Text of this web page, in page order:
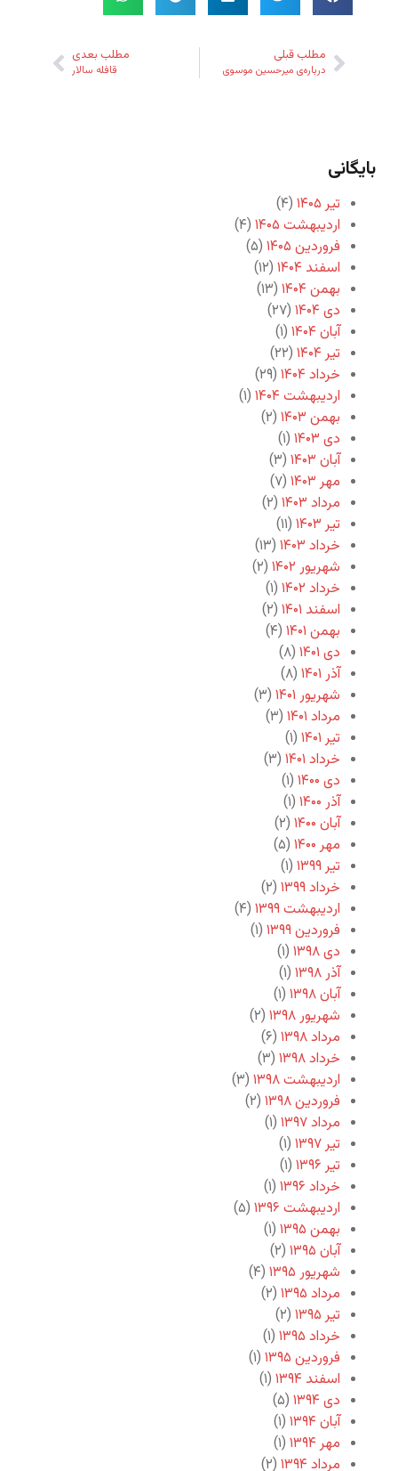
مطلب قبلی
درباره‌ی میرحسین موسوی
مطلب بعدی
قافله سالار
بایگانی
تیر ۱۴۰۵
(۴)
اردیبهشت ۱۴۰۵
(۴)
فروردین ۱۴۰۵
(۵)
اسفند ۱۴۰۴
(۱۲)
بهمن ۱۴۰۴
(۱۳)
دی ۱۴۰۴
(۲۷)
آبان ۱۴۰۴
(۱)
تیر ۱۴۰۴
(۲۲)
خرداد ۱۴۰۴
(۲۹)
اردیبهشت ۱۴۰۴
(۱)
بهمن ۱۴۰۳
(۲)
دی ۱۴۰۳
(۱)
آبان ۱۴۰۳
(۳)
مهر ۱۴۰۳
(۷)
مرداد ۱۴۰۳
(۲)
تیر ۱۴۰۳
(۱۱)
خرداد ۱۴۰۳
(۱۳)
شهریور ۱۴۰۲
(۲)
خرداد ۱۴۰۲
(۱)
اسفند ۱۴۰۱
(۲)
بهمن ۱۴۰۱
(۴)
دی ۱۴۰۱
(۸)
آذر ۱۴۰۱
(۸)
شهریور ۱۴۰۱
(۳)
مرداد ۱۴۰۱
(۳)
تیر ۱۴۰۱
(۱)
خرداد ۱۴۰۱
(۳)
دی ۱۴۰۰
(۱)
آذر ۱۴۰۰
(۱)
آبان ۱۴۰۰
(۲)
مهر ۱۴۰۰
(۵)
تیر ۱۳۹۹
(۱)
خرداد ۱۳۹۹
(۲)
اردیبهشت ۱۳۹۹
(۴)
فروردین ۱۳۹۹
(۱)
دی ۱۳۹۸
(۱)
آذر ۱۳۹۸
(۱)
آبان ۱۳۹۸
(۱)
شهریور ۱۳۹۸
(۲)
مرداد ۱۳۹۸
(۶)
خرداد ۱۳۹۸
(۳)
اردیبهشت ۱۳۹۸
(۳)
فروردین ۱۳۹۸
(۲)
مرداد ۱۳۹۷
(۱)
تیر ۱۳۹۷
(۱)
تیر ۱۳۹۶
(۱)
خرداد ۱۳۹۶
(۱)
اردیبهشت ۱۳۹۶
(۵)
بهمن ۱۳۹۵
(۱)
آبان ۱۳۹۵
(۲)
شهریور ۱۳۹۵
(۴)
مرداد ۱۳۹۵
(۲)
تیر ۱۳۹۵
(۲)
خرداد ۱۳۹۵
(۱)
فروردین ۱۳۹۵
(۱)
اسفند ۱۳۹۴
(۱)
دی ۱۳۹۴
(۵)
آبان ۱۳۹۴
(۱)
مهر ۱۳۹۴
(۱)
مرداد ۱۳۹۴
(۲)